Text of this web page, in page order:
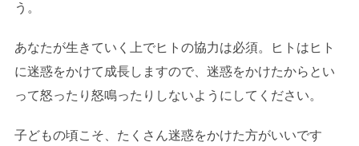
う。
あなたが生きていく上でヒトの協力は必須。ヒトはヒト
に迷惑をかけて成長しますので、迷惑をかけたからとい
って怒ったり怒鳴ったりしないようにしてください。
子どもの頃こそ、たくさん迷惑をかけた方がいいです